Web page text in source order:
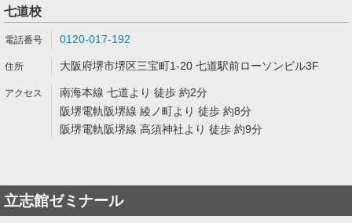
七道校
0120-017-192
大阪府堺市堺区三宝町1-20 七道駅前ローソンビル3F
南海本線 七道より 徒歩 約2分
阪堺電軌阪堺線 綾ノ町より 徒歩 約8分
阪堺電軌阪堺線 高須神社より 徒歩 約9分
立志館ゼミナール